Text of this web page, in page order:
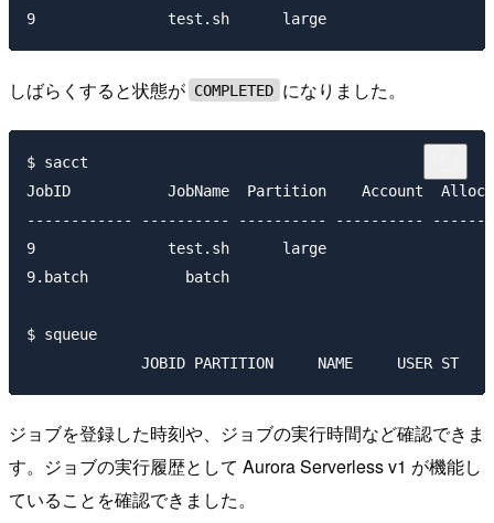
しばらくすると状態が COMPLETED になりました。
$ sacct
JobID           JobName  Partition    Account
------------ ---------- ---------- ----------
9               test.sh      large                     1
9.batch           batch                                1
$ squeue
ジョブを登録した時刻や、ジョブの実行時間など確認できま
す。ジョブの実行履歴として Aurora Serverless v1 が機能し
ていることを確認できました。